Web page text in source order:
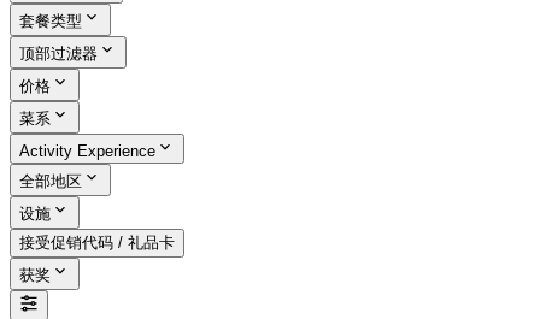
套餐类型
顶部过滤器
价格
菜系
Activity Experience
全部地区
设施
接受促销代码 / 礼品卡
获奖